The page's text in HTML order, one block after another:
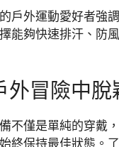
戶外運動愛好者強
能夠快速排汗、防
外冒險中
不僅是單純的穿戴
終保持最佳狀態。